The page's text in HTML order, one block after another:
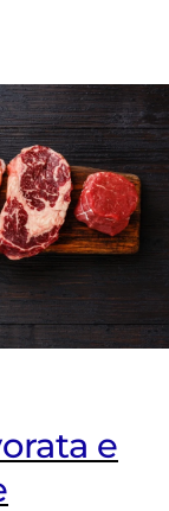
cibi sono
di
una dieta
e